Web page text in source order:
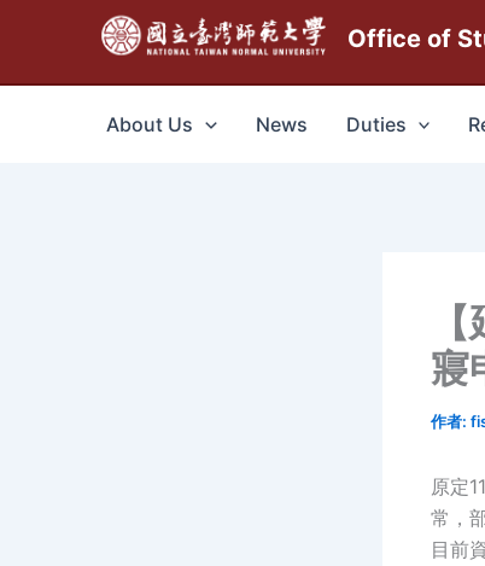
主
Office of
About Us News Duties
寢
作者:
原定
常，
目前